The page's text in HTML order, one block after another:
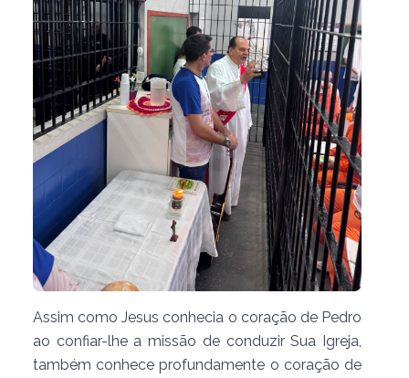
Assim como Jesus conhecia o coração de Pedro
ao confiar-lhe a missão de conduzir Sua Igreja,
também conhece profundamente o coração de